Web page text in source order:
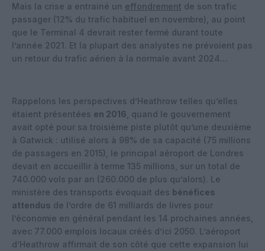
Mais la crise a entrainé un effondrement de son trafic
passager (12% du trafic habituel en novembre), au point
que le Terminal 4 devrait rester fermé durant toute
l’année 2021. Et la plupart des analystes ne prévoient pas
un retour du trafic aérien à la normale avant 2024…
Rappelons les perspectives d’Heathrow telles qu’elles
étaient présentées en 2016 , quand le gouvernement
avait opté pour sa troisième piste plutôt qu’une deuxième
à Gatwick : utilisé alors à 98% de sa capacité (75 millions
de passagers en 2015), le principal aéroport de Londres
devait en accueillir à terme 135 millions, sur un total de
740.000 vols par an (260.000 de plus qu’alors). Le
ministère des transports évoquait des bénéfices
attendus de l’ordre de 61 milliards de livres pour
l’économie en général pendant les 14 prochaines années,
avec 77.000 emplois locaux créés d’ici 2050. L’aéroport
d’Heathrow affirmait de son côté que cette expansion lui